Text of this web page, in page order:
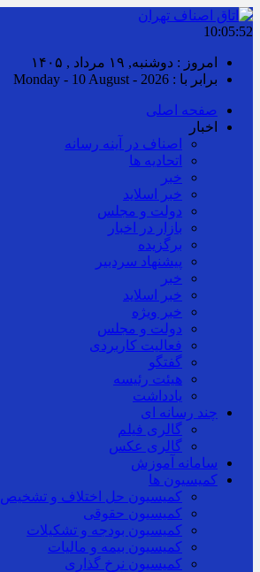
10:05:52
امروز : دوشنبه, ۱۹ مرداد , ۱۴۰۵
برابر با : Monday - 10 August - 2026
صفحه اصلی
اخبار
اصناف در آینه رسانه
اتحادیه ها
خبر
خبر اسلايد
دولت و مجلس
بازار در اخبار
برگزیده
پیشنهاد سردبیر
خبر
خبر اسلايد
خبر ویژه
دولت و مجلس
فعالیت کاربردی
گفتگو
هیئت رئیسه
یادداشت
چند رسانه ای
گالری فیلم
گالری عکس
سامانه آموزش
کمیسیون ها
کمیسیون حل اختلاف و تشخیص
کمیسیون حقوقی
کمیسیون بودجه و تشکیلات
کمیسیون بیمه و مالیات
کمیسیون نرخ گذاری